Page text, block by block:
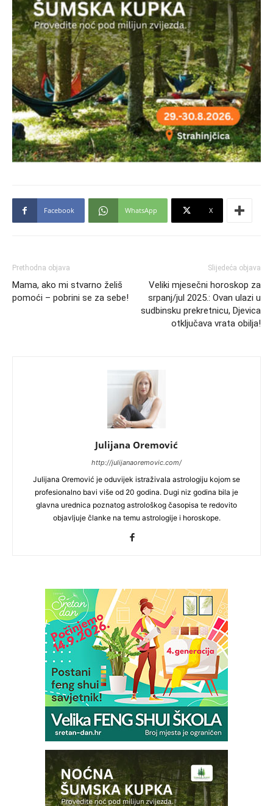
Facebook WhatsApp X
Prethodna objava
Mama, ako mi stvarno želiš
pomoći – pobrini se za sebe!
Slijedeća objava
Veliki mjesečni horoskop za
srpanj/jul 2025.: Ovan ulazi u
sudbinsku prekretnicu, Djevica
otključava vrata obilja!
Julijana Oremović
http://julijanaoremovic.com/
Julijana Oremović je oduvijek istraživala astrologiju kojom se
profesionalno bavi više od 20 godina. Dugi niz godina bila je
glavna urednica poznatog astrološkog časopisa te redovito
objavljuje članke na temu astrologije i horoskope.